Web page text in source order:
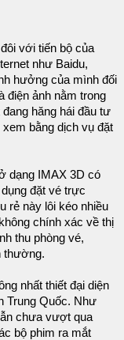
với tiến bộ của
như Baidu,
hưởng của mình đối
điện ảnh nằm trong
hăng hái đầu tư
bằng dịch vụ đặt
dạng IMAX 3D có
đặt vé trực
rẻ này lôi kéo nhiều
chính xác về thị
thu phòng vé,
thường.
nhất thiết đại diện
Trung Quốc. Như
chưa vượt qua
bộ phim ra mắt